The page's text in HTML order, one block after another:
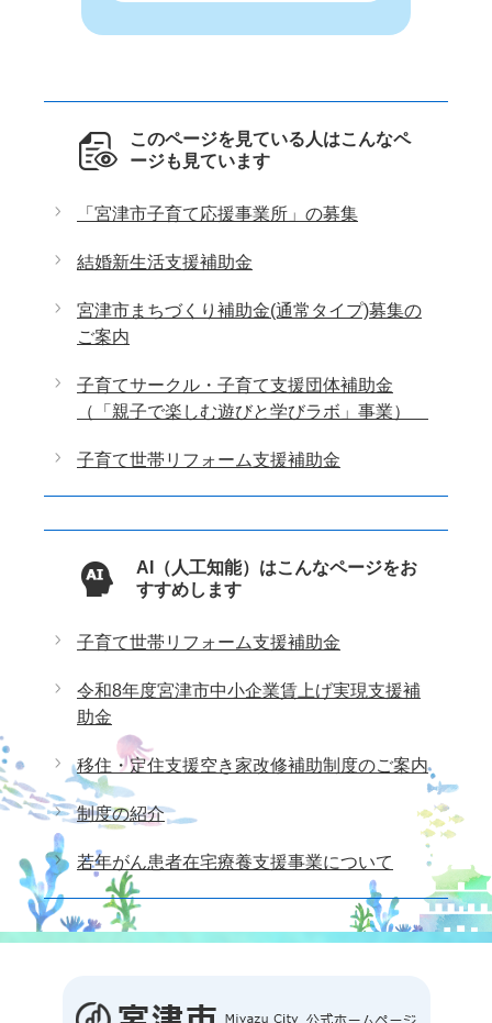
このページを見ている人はこんなペ
ージも見ています
「宮津市子育て応援事業所」の募集
結婚新生活支援補助金
宮津市まちづくり補助金(通常タイプ)募集の
ご案内
子育てサークル・子育て支援団体補助金
（「親子で楽しむ遊びと学びラボ」事業）
子育て世帯リフォーム支援補助金
AI（人工知能）はこんなページをお
すすめします
子育て世帯リフォーム支援補助金
令和8年度宮津市中小企業賃上げ実現支援補
助金
移住・定住支援空き家改修補助制度のご案内
制度の紹介
若年がん患者在宅療養支援事業について